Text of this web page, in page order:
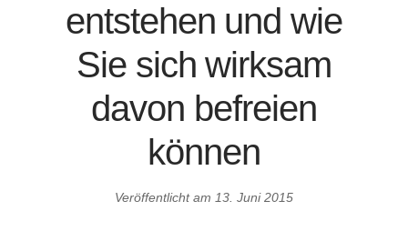
entstehen und wie
Sie sich wirksam
davon befreien
können
Veröffentlicht am 13. Juni 2015